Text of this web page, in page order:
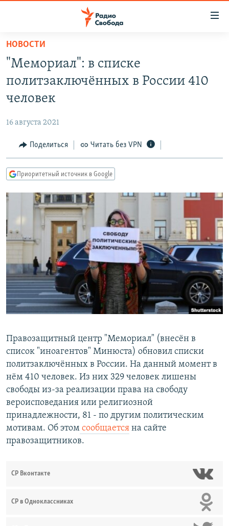
упрощенного
доступа
основному
Вернутся
Вернутся
поиску
ПРОГРАММЫ
ПОДКАСТЫ
МНЕНИЯ
КУЛЬТУРА
КАВКАЗ.РЕАЛИИ
СЕВЕР.РЕАЛИИ
СИБИРЬ.РЕАЛИИ
РАСПИСАНИЕ ВЕЩАНИЯ
ПОДПИШИТЕСЬ НА РАССЫЛКУ
СОЦИАЛЬНЫЕ СЕТИ
Все сайты РСЕ/РС
НОВОСТИ
"Мемориал": в списке
политзаключённых в России 410
человек
16 августа 2021
Поделиться Читать без VPN
Приоритетный источник в Google
Правозащитный центр "Мемориал" (внесён в
список "иноагентов" Минюста) обновил списки
политзаключённых в России. На данный момент в
нём 410 человек. Из них 329 человек лишены
свободы из-за реализации права на свободу
вероисповедания или религиозной
принадлежности, 81 - по другим политическим
мотивам. Об этом сообщается на сайте
правозащитников.
СР Вконтакте
СР в Одноклассниках